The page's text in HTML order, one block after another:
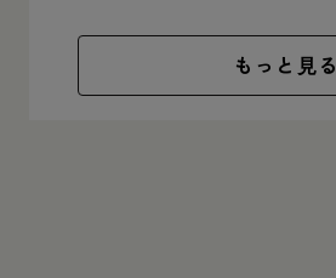
もっと見る